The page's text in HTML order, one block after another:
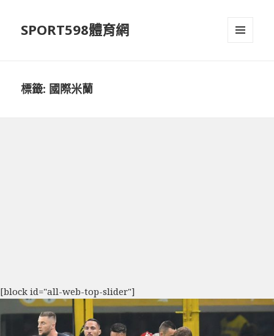
SPORT598體育網
標籤: 國際米蘭
[block id="all-web-top-slider"]